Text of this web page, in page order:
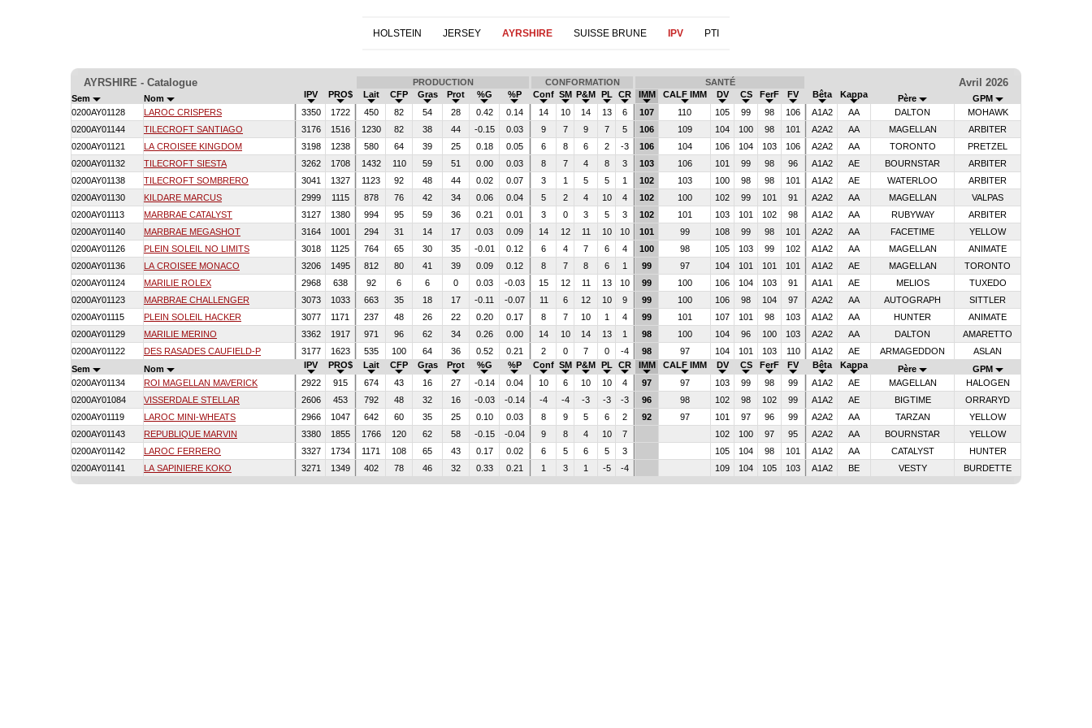
HOLSTEIN JERSEY AYRSHIRE SUISSE BRUNE IPV PTI
AYRSHIRE - Catalogue PRODUCTION CONFORMATION SANTÉ Avril 2026
Sem Nom IPV PRO$ Lait CFP Gras Prot %G %P Conf SM P&M PL CR IMM CALF IMM DV CS FerF FV Bêta Kappa Père
GPM
0200AY01128
LAROC CRISPERS 3350 1722 450 82 54 28 0.42 0.14 14 10 14 13 6 107 110 105 99 98 106 A1A2 AA DALTON
MOHAWK
0200AY01144
TILECROFT SANTIAGO 3176 1516 1230 82 38 44 -0.15 0.03 9 7 9 7 5 106 109 104 100 98 101 A2A2 AA MAGELLAN
ARBITER
0200AY01121
LA CROISEE KINGDOM 3198 1238 580 64 39 25 0.18 0.05 6 8 6 2 -3 106 104 106 104 103 106 A2A2 AA TORONTO
PRETZEL
0200AY01132
TILECROFT SIESTA 3262 1708 1432 110 59 51 0.00 0.03 8 7 4 8 3 103 106 101 99 98 96 A1A2 AE BOURNSTAR
ARBITER
0200AY01138
TILECROFT SOMBRERO 3041 1327 1123 92 48 44 0.02 0.07 3 1 5 5 1 102 103 100 98 98 101 A1A2 AE WATERLOO
ARBITER
0200AY01130
KILDARE MARCUS 2999 1115 878 76 42 34 0.06 0.04 5 2 4 10 4 102 100 102 99 101 91 A2A2 AA MAGELLAN
VALPAS
0200AY01113
MARBRAE CATALYST 3127 1380 994 95 59 36 0.21 0.01 3 0 3 5 3 102 101 103 101 102 98 A1A2 AA RUBYWAY
ARBITER
0200AY01140
MARBRAE MEGASHOT 3164 1001 294 31 14 17 0.03 0.09 14 12 11 10 10 101 99 108 99 98 101 A2A2 AA FACETIME
YELLOW
0200AY01126
PLEIN SOLEIL NO LIMITS 3018 1125 764 65 30 35 -0.01 0.12 6 4 7 6 4 100 98 105 103 99 102 A1A2 AA MAGELLAN
ANIMATE
0200AY01136
LA CROISEE MONACO 3206 1495 812 80 41 39 0.09 0.12 8 7 8 6 1 99 97 104 101 101 101 A1A2 AE MAGELLAN
TORONTO
0200AY01124
MARILIE ROLEX 2968 638 92 6 6 0 0.03 -0.03 15 12 11 13 10 99 100 106 104 103 91 A1A1 AE MELIOS
TUXEDO
0200AY01123
MARBRAE CHALLENGER 3073 1033 663 35 18 17 -0.11 -0.07 11 6 12 10 9 99 100 106 98 104 97 A2A2 AA AUTOGRAPH
SITTLER
0200AY01115
PLEIN SOLEIL HACKER 3077 1171 237 48 26 22 0.20 0.17 8 7 10 1 4 99 101 107 101 98 103 A1A2 AA HUNTER
ANIMATE
0200AY01129
MARILIE MERINO 3362 1917 971 96 62 34 0.26 0.00 14 10 14 13 1 98 100 104 96 100 103 A2A2 AA DALTON
AMARETTO
0200AY01122
DES RASADES CAUFIELD-P 3177 1623 535 100 64 36 0.52 0.21 2 0 7 0 -4 98 97 104 101 103 110 A1A2 AE ARMAGEDDON
ASLAN
Sem
Nom IPV PRO$ Lait CFP Gras Prot %G %P Conf SM P&M PL CR IMM CALF IMM DV CS FerF FV Bêta Kappa Père
GPM
0200AY01134
ROI MAGELLAN MAVERICK 2922 915 674 43 16 27 -0.14 0.04 10 6 10 10 4 97 97 103 99 98 99 A1A2 AE MAGELLAN
HALOGEN
0200AY01084
VISSERDALE STELLAR 2606 453 792 48 32 16 -0.03 -0.14 -4 -4 -3 -3 -3 96 98 102 98 102 99 A1A2 AE BIGTIME
ORRARYD
0200AY01119
LAROC MINI-WHEATS 2966 1047 642 60 35 25 0.10 0.03 8 9 5 6 2 92 97 101 97 96 99 A2A2 AA TARZAN
YELLOW
0200AY01143
REPUBLIQUE MARVIN 3380 1855 1766 120 62 58 -0.15 -0.04 9 8 4 10 7 102 100 97 95 A2A2 AA BOURNSTAR
YELLOW
0200AY01142
LAROC FERRERO 3327 1734 1171 108 65 43 0.17 0.02 6 5 6 5 3 105 104 98 101 A1A2 AA CATALYST
HUNTER
0200AY01141
LA SAPINIERE KOKO 3271 1349 402 78 46 32 0.33 0.21 1 3 1 -5 -4 109 104 105 103 A1A2 BE VESTY BURDETTE